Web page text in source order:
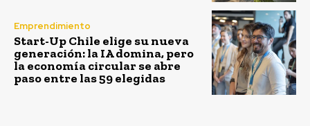
Emprendimiento
Start-Up Chile elige su nueva
generación: la IA domina, pero
la economía circular se abre
paso entre las 59 elegidas